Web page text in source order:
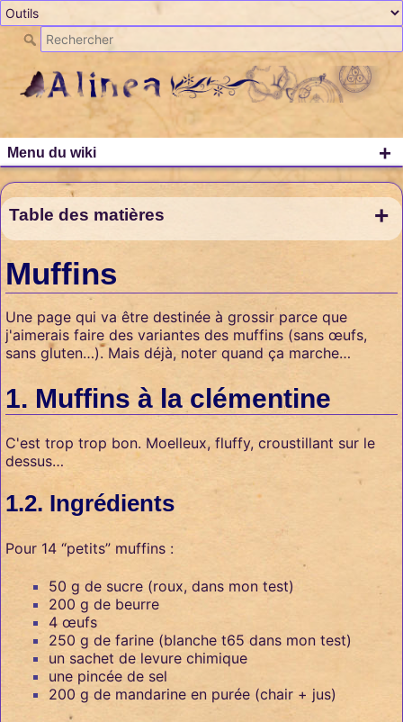
+
Menu du wiki
+
Table des matières
Muffins
Une page qui va être destinée à grossir parce que
j'aimerais faire des variantes des muffins (sans œufs,
sans gluten…). Mais déjà, noter quand ça marche…
Muffins à la clémentine
C'est trop trop bon. Moelleux, fluffy, croustillant sur le
dessus…
Ingrédients
Pour 14 “petits” muffins :
50 g de sucre (roux, dans mon test)
200 g de beurre
4 œufs
250 g de farine (blanche t65 dans mon test)
un sachet de levure chimique
une pincée de sel
200 g de mandarine en purée (chair + jus)